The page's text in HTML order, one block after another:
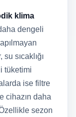
klima
dengeli
sıcaklığı
tüketimi
ise filtre
cihazın daha
sezon